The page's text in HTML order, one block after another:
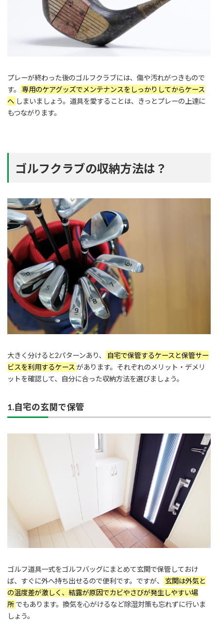
プレーが終わった後のゴルフクラブには、傷や汚れがつきもので
す。
専用のケアグッズでメンテナンスをしっかりしてからケース
へ しまいましょう。道具を愛することは、きっとプレーの上達に
もつながります。
ゴルフクラブの収納方法は？
大きく分けると2パターンあり、
自宅で保管するケースと保管サー
ビスを利用するケース があります。それぞれのメリット・デメリ
ットを確認して、自分に合った収納方法を選びましょう。
1.自宅の玄関で保管
ゴルフ道具一式をゴルフバッグにまとめて玄関で保管しておけ
ば、すぐに外へ持ち出せるので便利です。ですが、
玄関は外気と
の温度差が激しく、結露が原因でカビやさびが発生しやすい場
所でもあります。換気を心がけるなど除湿対策も忘れずに行いま
しょう。